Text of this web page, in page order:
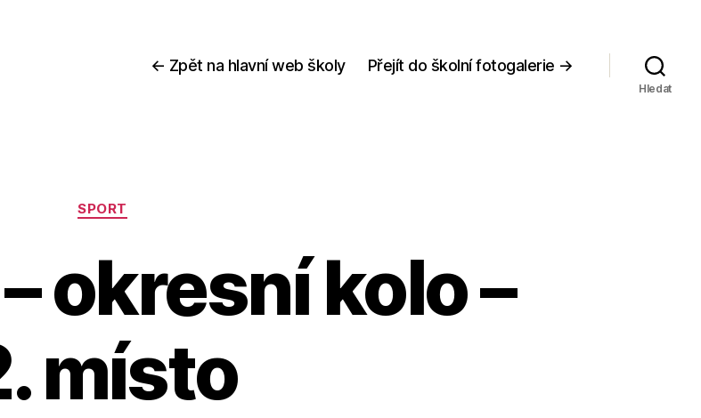
← Zpět na hlavní web školy Přejít do školní fotogalerie →
Hledat
Rubriky
SPORT
okresní kolo –
místo